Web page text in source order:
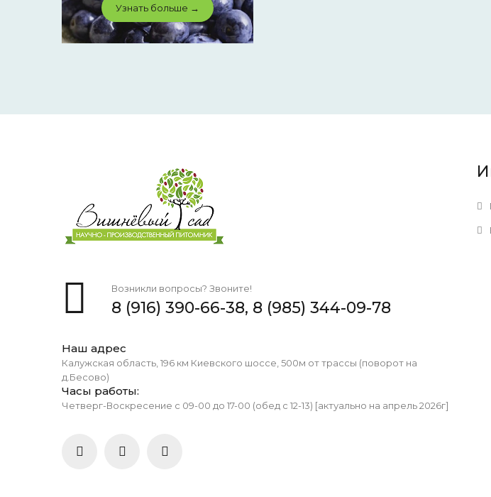
Узнать больше →
Возникли вопросы? Звоните!
8 (916) 390-66-38, 8 (985) 344-09-78
Наш адрес
Калужская область, 196 км Киевского шоссе, 500м от трассы (поворот на
д.Бесово)
Часы работы:
Четверг-Воскресение с 09-00 до 17-00 (обед с 12-13) [актуально на апрель 2026г]